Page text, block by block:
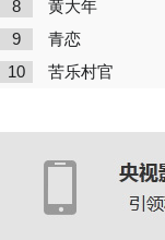
8 黄大年
9 青恋
10 苦乐村官